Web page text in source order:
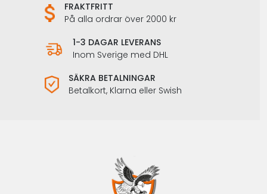
FRAKTFRITT
På alla ordrar över 2000 kr
1-3 DAGAR LEVERANS
Inom Sverige med DHL
SÄKRA BETALNINGAR
Betalkort, Klarna eller Swish